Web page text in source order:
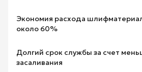
Экономия расхода
около 60%
Долгий срок службы за счет
засаливания